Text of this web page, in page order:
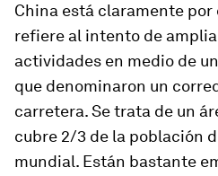
China está claramente por
refiere al intento de
actividades en medio de
que denominaron un
carretera. Se trata de un
cubre 2/3 de la población
mundial. Están bastante